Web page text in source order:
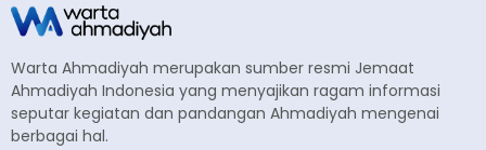
Warta Ahmadiyah merupakan sumber resmi Jemaat
Ahmadiyah Indonesia yang menyajikan ragam informasi
seputar kegiatan dan pandangan Ahmadiyah mengenai
berbagai hal.